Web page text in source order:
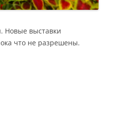
Новые выставки
что не разрешены.